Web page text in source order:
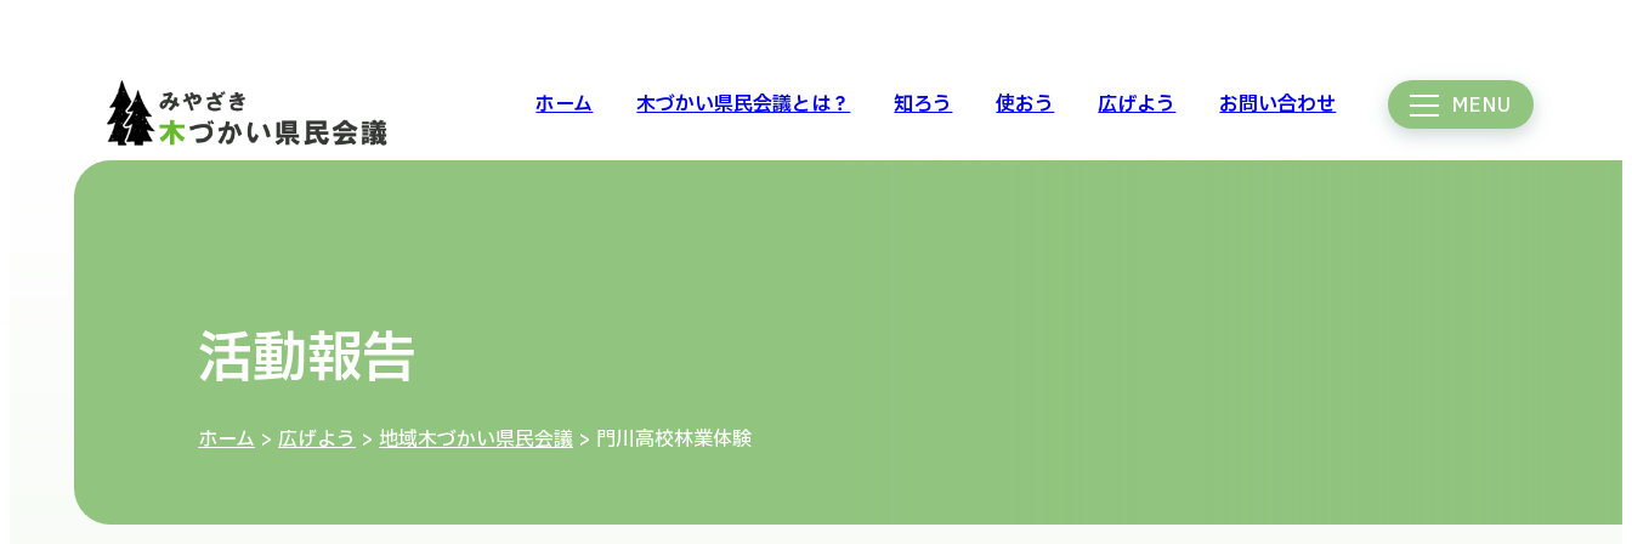
ホーム 木づかい県民会議とは？ 知ろう 使おう 広げよう お問い合わせ MENU
活動報告
ホーム >広げよう >地域木づかい県民会議 > 門川高校林業体験